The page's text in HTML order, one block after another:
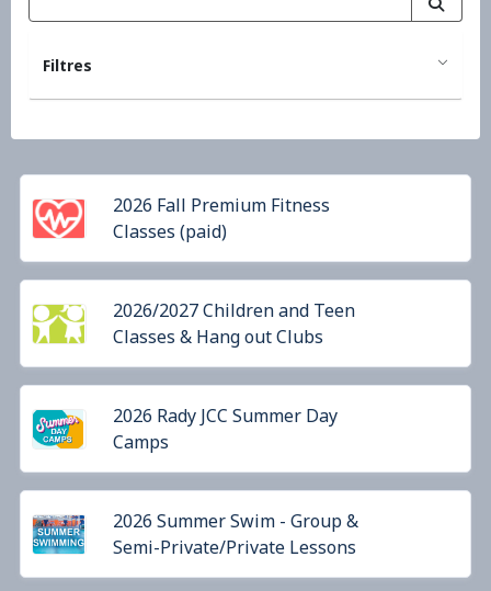
Filtres
2026 Fall Premium Fitness
Classes (paid)
2026/2027 Children and Teen
Classes & Hang out Clubs
2026 Rady JCC Summer Day
Camps
2026 Summer Swim - Group &
Semi-Private/Private Lessons